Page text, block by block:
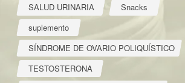
SALUD URINARIA
Snacks
suplemento
SÍNDROME DE OVARIO POLIQUÍSTICO
TESTOSTERONA